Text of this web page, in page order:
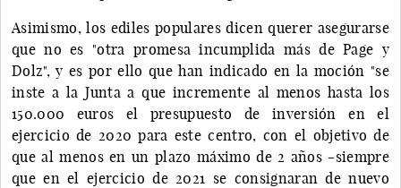
Asimismo, los ediles populares dicen querer asegurarse
que no es "otra promesa incumplida más de Page y
Dolz", y es por ello que han indicado en la moción "se
inste a la Junta a que incremente al menos hasta los
150.000 euros el presupuesto de inversión en el
ejercicio de 2020 para este centro, con el objetivo de
que al menos en un plazo máximo de 2 años -siempre
que en el ejercicio de 2021 se consignaran de nuevo